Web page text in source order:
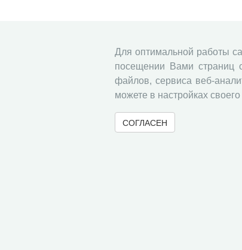
Для оптимальной работы
посещении Вами страниц
файлов, сервиса веб-
можете в настройках
СОГЛАСЕН